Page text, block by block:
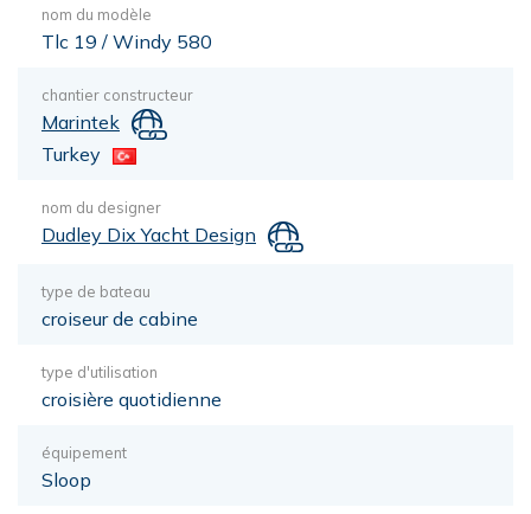
nom du modèle
Tlc 19 / Windy 580
chantier constructeur
Marintek
Turkey
nom du designer
Dudley Dix Yacht Design
type de bateau
croiseur de cabine
type d'utilisation
croisière quotidienne
équipement
Sloop